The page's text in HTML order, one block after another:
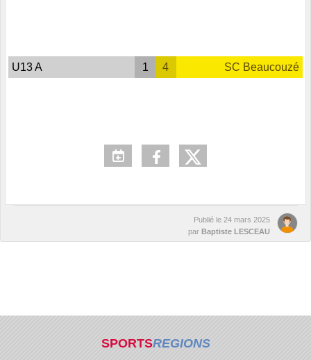
U13 A 1 4 SC Beaucouzé
Publié le 24 mars 2025
par Baptiste LESCEAU
SPORTSREGIONS